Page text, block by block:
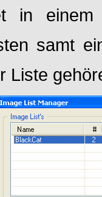
in
samt
Liste